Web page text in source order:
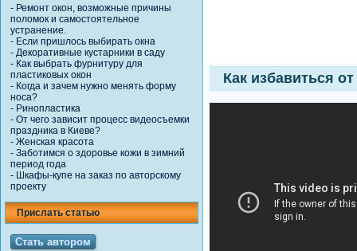
- Ремонт окон, возможные причины
поломок и самостоятельное
устранение.
- Если пришлось выбирать окна
- Декоративные кустарники в саду
- Как выбрать фурнитуру для
пластиковых окон
- Когда и зачем нужно менять форму
носа?
- Ринопластика
- От чего зависит процесс видеосъемки
праздника в Киеве?
- Женская красота
- Заботимся о здоровье кожи в зимний
период года
- Шкафы-купе на заказ по авторскому
проекту
Прислать статью
Стать автором
Как избавиться